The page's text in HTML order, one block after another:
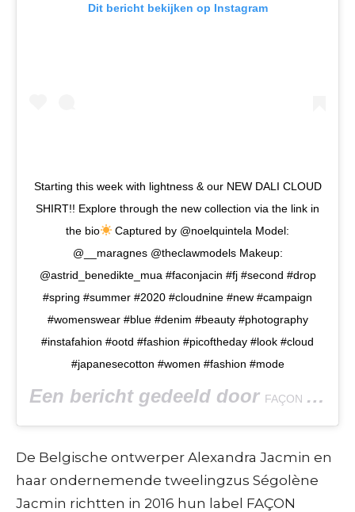
Dit bericht bekijken op Instagram
Starting this week with lightness & our NEW DALI CLOUD
SHIRT!! Explore through the new collection via the link in
the bio
Captured by @noelquintela Model:
@__maragnes @theclawmodels Makeup:
@astrid_benedikte_mua #faconjacin #fj #second #drop
#spring #summer #2020 #cloudnine #new #campaign
#womenswear #blue #denim #beauty #photography
#instafahion #ootd #fashion #picoftheday #look #cloud
#japanesecotton #women #fashion #mode
Een bericht gedeeld door FAÇON JACMIN
De Belgische ontwerper Alexandra Jacmin en
haar ondernemende tweelingzus Ségolène
Jacmin richtten in 2016 hun label FAÇON